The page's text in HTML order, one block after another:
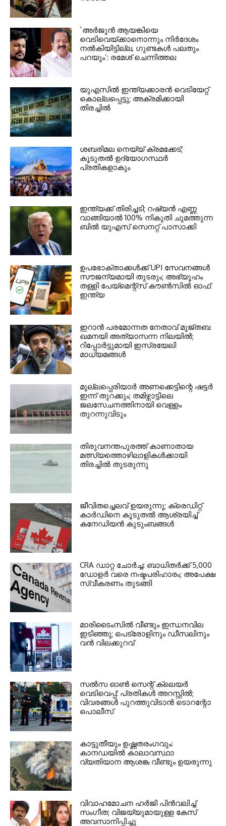
`അര്‍ജുന്‍ ആയങ്കിയെ
വെടിവെയ്ക്കാനൊന്നും നിര്‍ദേശം
നല്‍കിയിട്ടില്ല, ഗുണ്ടകള്‍ പലതും
പറയും’: രമേശ് ചെന്നിത്തല
യുഎസില്‍ ഇന്ത്യക്കാരന്‍ വെടിയേറ്റ്
കൊല്ലപ്പെട്ടു; അക്രമിക്കായി
തിരച്ചില്‍
ശബരിമല നെയ്യ് ക്രമക്കേട്;
കൂടുതല്‍ ഉദ്യോഗസ്ഥര്‍
പ്രതികളാകും
ഇന്ത്യക്ക് തിരിച്ചടി; റഷ്യന്‍ എണ്ണ
വാങ്ങിയാല്‍ 100% നികുതി ചുമത്തുന്ന
ബില്‍ യുഎസ് സെനറ്റ് പാസാക്കി
ഉപഭോക്താക്കള്‍ക്ക് UPI സേവനങ്ങള്‍
സൗജന്യമായി തുടരും; അഭ്യൂഹം
തള്ളി പേയ്മെന്റ്‌സ് കൗണ്‍സില്‍ ഓഫ്
ഇന്ത്യ
ഇറാന്‍ പരമോന്നത നേതാവ് മുജ്തബ
ഖമനയി അത്യാസന്ന നിലയില്‍;
റിപ്പോര്‍ട്ടുമായി ഇസ്രയേലി
മാധ്യമങ്ങള്‍
മുല്ലപ്പെരിയാര്‍ അണക്കെട്ടിന്റെ ഷട്ടര്‍
ഇന്ന് തുറക്കും; തമിഴ്നാട്ടിലെ
ജലസേചനത്തിനായി വെള്ളം
തുറന്നുവിടും
തിരുവനന്തപുരത്ത് കാണാതായ
മത്സ്യത്തൊഴിലാളികള്‍ക്കായി
തിരച്ചില്‍ തുടരുന്നു
ജീവിതച്ചെലവ് ഉയരുന്നു; ക്രെഡിറ്റ്
കാർഡിനെ കൂടുതൽ ആശ്രയിച്ച്
കനേഡിയൻ കുടുംബങ്ങൾ
CRA ഡാറ്റ ചോർച്ച: ബാധിതർക്ക് 5,000
ഡോളർ വരെ നഷ്ടപരിഹാരം; അപേക്ഷ
സ്വീകരണം തുടങ്ങി
മാരിടൈംസിൽ വീണ്ടും ഇന്ധനവില
ഇടിഞ്ഞു; പെട്രോളിനും ഡീസലിനും
വൻ വിലക്കുറവ്
സൽസ ഓൺ സെന്റ് ക്ലെയർ
വെടിവെപ്പ്: പ്രതികൾ അറസ്റ്റിൽ;
വിവരങ്ങൾ പുറത്തുവിടാൻ ടൊറന്റോ
പൊലീസ്
കാട്ടുതീയും ഉഷ്ണതരംഗവും:
കാനഡയിൽ കാലാവസ്ഥാ
വ്യതിയാന ആശങ്ക വീണ്ടും ഉയരുന്നു
വിവാഹമോചന ഹർജി പിൻവലിച്ച്
സംഗീത; വിജയ്‌യുമായുള്ള കേസ്
അവസാനിപ്പിച്ചു